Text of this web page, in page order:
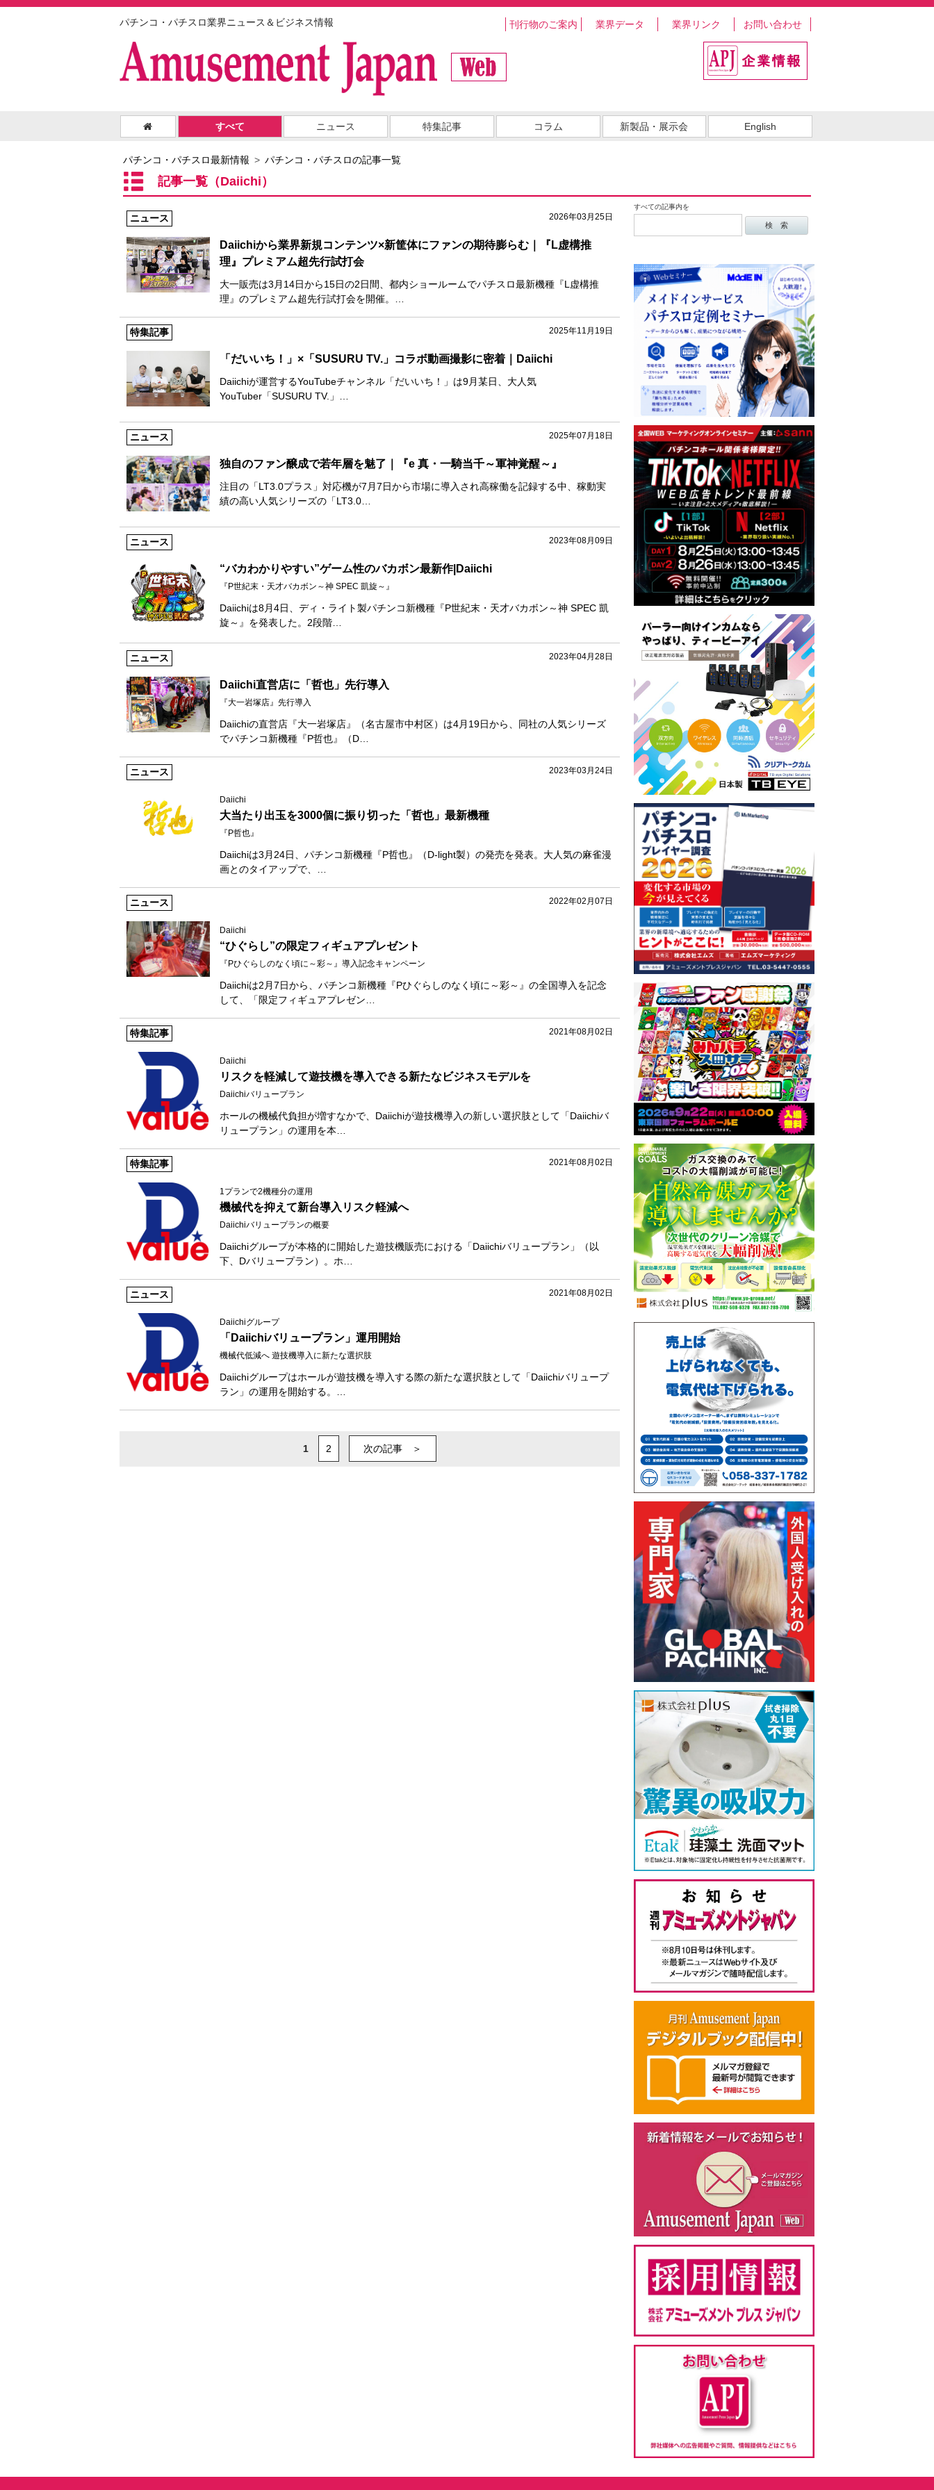
パチンコ・パチスロ業界ニュース＆ビジネス情報 刊行物のご案内 業界データ 業界リンク お問い合わせ
すべて ニュース 特集記事 コラム 新製品・展示会 English
パチンコ・パチスロ最新情報 パチンコ・パチスロの記事一覧
記事一覧（Daiichi）
すべての記事内を
2026年03月25日
ニュース
Daiichiから業界新規コンテンツ×新筐体にファンの期待膨らむ｜『L虚構推
理』プレミアム超先行試打会
大一販売は3月14日から15日の2日間、都内ショールームでパチスロ最新機種『L虚構推
理』のプレミアム超先行試打会を開催。…
2025年11月19日
特集記事
「だいいち！」×「SUSURU TV.」コラボ動画撮影に密着｜Daiichi
Daiichiが運営するYouTubeチャンネル「だいいち！」は9月某日、大人気
YouTuber「SUSURU TV.」…
2025年07月18日
ニュース
独自のファン醸成で若年層を魅了｜『e 真・一騎当千～軍神覚醒～』
注目の「LT3.0プラス」対応機が7月7日から市場に導入され高稼働を記録する中、稼動実
績の高い人気シリーズの「LT3.0…
2023年08月09日
ニュース
“バカわかりやすい”ゲーム性のバカボン最新作|Daiichi
『P世紀末・天才バカボン～神 SPEC 凱旋～』
Daiichiは8月4日、ディ・ライト製パチンコ新機種『P世紀末・天才バカボン～神 SPEC 凱
旋～』を発表した。2段階…
2023年04月28日
ニュース
Daiichi直営店に「哲也」先行導入
『大一岩塚店』先行導入
Daiichiの直営店『大一岩塚店』（名古屋市中村区）は4月19日から、同社の人気シリーズ
でパチンコ新機種『P哲也』（D…
2023年03月24日
ニュース
Daiichi
大当たり出玉を3000個に振り切った「哲也」最新機種
『P哲也』
Daiichiは3月24日、パチンコ新機種『P哲也』（D-light製）の発売を発表。大人気の麻雀漫
画とのタイアップで、…
2022年02月07日
ニュース
Daiichi
“ひぐらし”の限定フィギュアプレゼント
『Pひぐらしのなく頃に～彩～』導入記念キャンペーン
Daiichiは2月7日から、パチンコ新機種『Pひぐらしのなく頃に～彩～』の全国導入を記念
して、「限定フィギュアプレゼン…
2021年08月02日
特集記事
Daiichi
リスクを軽減して遊技機を導入できる新たなビジネスモデルを
Daiichiバリュープラン
ホールの機械代負担が増すなかで、Daiichiが遊技機導入の新しい選択肢として「Daiichiバ
リュープラン」の運用を本…
2021年08月02日
特集記事
1プランで2機種分の運用
機械代を抑えて新台導入リスク軽減へ
Daiichiバリュープランの概要
Daiichiグループが本格的に開始した遊技機販売における「Daiichiバリュープラン」（以
下、Dバリュープラン）。ホ…
2021年08月02日
ニュース
Daiichiグループ
「Daiichiバリュープラン」運用開始
機械代低減へ 遊技機導入に新たな選択肢
Daiichiグループはホールが遊技機を導入する際の新たな選択肢として「Daiichiバリュープ
ラン」の運用を開始する。…
1 2 次の記事 ＞